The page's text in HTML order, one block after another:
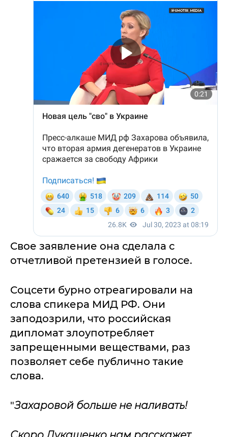
Свое заявление она сделала с
отчетливой претензией в голосе.
Соцсети бурно отреагировали на
слова спикера МИД РФ. Они
заподозрили, что российская
дипломат злоупотребляет
запрещенными веществами, раз
позволяет себе публично такие
слова.
"Захаровой больше не наливать!